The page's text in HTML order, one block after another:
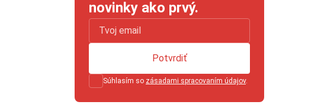
novinky ako prvý.
Súhlasím so zásadami spracovaním údajov.
Potvrdiť